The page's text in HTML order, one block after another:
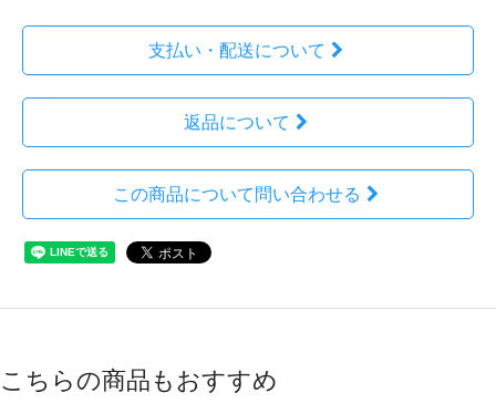
支払い・配送について
返品について
この商品について問い合わせる
こちらの商品もおすすめ